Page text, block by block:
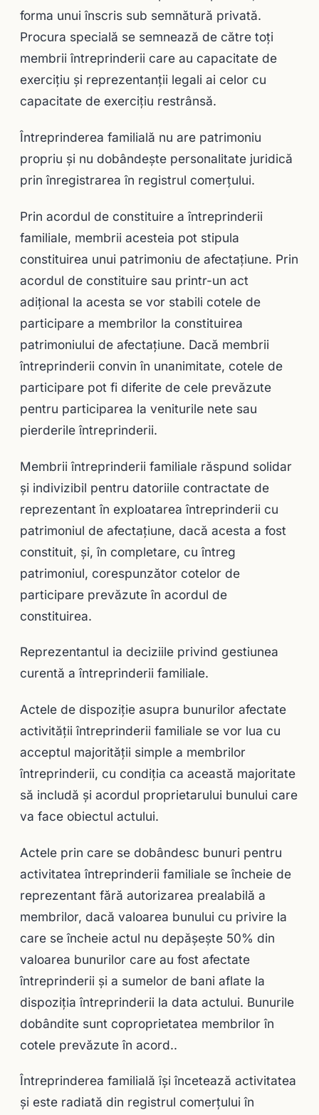
forma unui înscris sub semnătură privată.
Procura specială se semnează de către toţi
membrii întreprinderii care au capacitate de
exerciţiu şi reprezentanţii legali ai celor cu
capacitate de exerciţiu restrânsă.
Întreprinderea familială nu are patrimoniu
propriu şi nu dobândeşte personalitate juridică
prin înregistrarea în registrul comerţului.
Prin acordul de constituire a întreprinderii
familiale, membrii acesteia pot stipula
constituirea unui patrimoniu de afectaţiune. Prin
acordul de constituire sau printr-un act
adiţional la acesta se vor stabili cotele de
participare a membrilor la constituirea
patrimoniului de afectaţiune. Dacă membrii
întreprinderii convin în unanimitate, cotele de
participare pot fi diferite de cele prevăzute
pentru participarea la veniturile nete sau
pierderile întreprinderii.
Membrii întreprinderii familiale răspund solidar
şi indivizibil pentru datoriile contractate de
reprezentant în exploatarea întreprinderii cu
patrimoniul de afectaţiune, dacă acesta a fost
constituit, şi, în completare, cu întreg
patrimoniul, corespunzător cotelor de
participare prevăzute în acordul de
constituirea.
Reprezentantul ia deciziile privind gestiunea
curentă a întreprinderii familiale.
Actele de dispoziţie asupra bunurilor afectate
activităţii întreprinderii familiale se vor lua cu
acceptul majorităţii simple a membrilor
întreprinderii, cu condiţia ca această majoritate
să includă şi acordul proprietarului bunului care
va face obiectul actului.
Actele prin care se dobândesc bunuri pentru
activitatea întreprinderii familiale se încheie de
reprezentant fără autorizarea prealabilă a
membrilor, dacă valoarea bunului cu privire la
care se încheie actul nu depăşeşte 50% din
valoarea bunurilor care au fost afectate
întreprinderii şi a sumelor de bani aflate la
dispoziţia întreprinderii la data actului. Bunurile
dobândite sunt coproprietatea membrilor în
cotele prevăzute în acord..
Întreprinderea familială îşi încetează activitatea
şi este radiată din registrul comerţului în